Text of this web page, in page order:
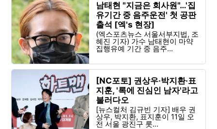
남태현 "지금은 회사원"…'집
유기간 중 음주운전' 첫 공판
출석 [엑's 현장]
(엑스포츠뉴스 서울서부지법, 조
혜진 기자) 가수 남태현이 마약
집행유예 기간 중 음주...
[NC포토] 권상우·박지환·표
지훈, '록에 진심인 남자'라고
불러다오
[뉴스컬처 김규빈 기자] 배우 권
상우, 박지환, 표지훈이 11일 오
전 서울 광진구 롯...